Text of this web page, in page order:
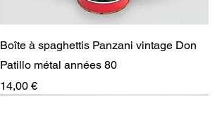
Aperçu rapide
Boîte à spaghettis Panzani vintage Don
Patillo métal années 80
Prix
14,00 €